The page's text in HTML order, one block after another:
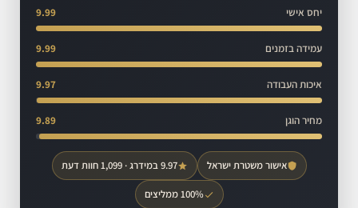
יחס אישי 9.99
עמידה בזמנים 9.99
איכות העבודה 9.97
מחיר הוגן 9.89
אישור משטרת ישראל 9.97 במידרג · 1,099 חוות דעת
100% ממליצים